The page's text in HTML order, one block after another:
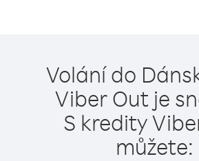
Volání do
Viber Out je
S kredity
můžete: